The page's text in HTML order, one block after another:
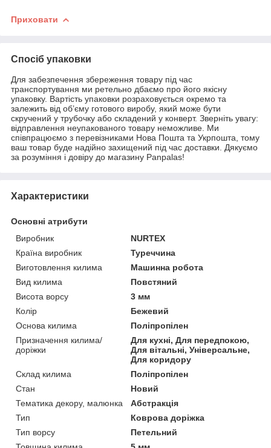
Приховати
Спосіб упаковки
Для забезпечення збереження товару під час
транспортування ми ретельно дбаємо про його якісну
упаковку. Вартість упаковки розраховується окремо та
залежить від об’єму готового виробу, який може бути
скручений у трубочку або складений у конверт. Зверніть увагу:
відправлення неупакованого товару неможливе. Ми
співпрацюємо з перевізниками Нова Пошта та Укрпошта, тому
ваш товар буде надійно захищений під час доставки. Дякуємо
за розуміння і довіру до магазину Panpalas!
Характеристики
Основні атрибути
Виробник
NURTEX
Країна виробник
Туреччина
Виготовлення килима
Машинна робота
Вид килима
Повстяний
Висота ворсу
3 мм
Колір
Бежевий
Основа килима
Поліпропілен
Призначення килима/
доріжки
Для кухні, Для передпокою,
Для вітальні, Універсальне,
Для коридору
Склад килима
Поліпропілен
Стан
Новий
Тематика декору, малюнка
Абстракція
Тип
Коврова доріжка
Тип ворсу
Петельний